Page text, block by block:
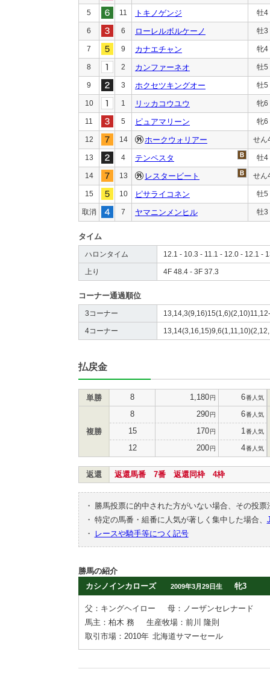
5 11 トキノゲンジ 牡4
6 6 ローレルボルケーノ 牡3
7 9 カナエチャン 牝4
8 2 カンファーネオ 牡5
9 3 ホクセツキングオー 牡5
10 1 リッカコウユウ 牝6
11 5 ピュアマリーン 牝6
12 14 ホークウォリアー せん
13 4 テンペスタ 牡4
14 13 レスタービート せん
15 10 ピサライコネン 牡5
取消 7 ヤマニンメンヒル 牡3
タイム
ハロンタイム 12.1 - 10.3 - 11.1 - 12.0 - 12.1 -
上り 4F 48.4 - 3F 37.3
コーナー通過順位
3コーナー 13,14,3(9,16)15(1,6)(2,10)11,12-
4コーナー 13,14(3,16,15)9,6(1,11,10)(2,12,
払戻金
単勝 8 1,180円 6番人気
複勝
8 290円 6番人気
15 170円 1 番人気
12 200円 4番人気
返還 返還馬番 7番 返還同枠 4枠
・
勝馬投票に的中された方がいない場合、その投
・ 特定の馬番・組番に人気が著しく集中した場合、
・
レースや騎手等につく記号
勝馬の紹介
カシノインカローズ
2009年3月29日生 牝3
父：キングヘイロー
母：ノーザンセレナード
馬主：柏木 務
生産牧場：前川 隆則
取引市場：2010年 北海道サマーセール